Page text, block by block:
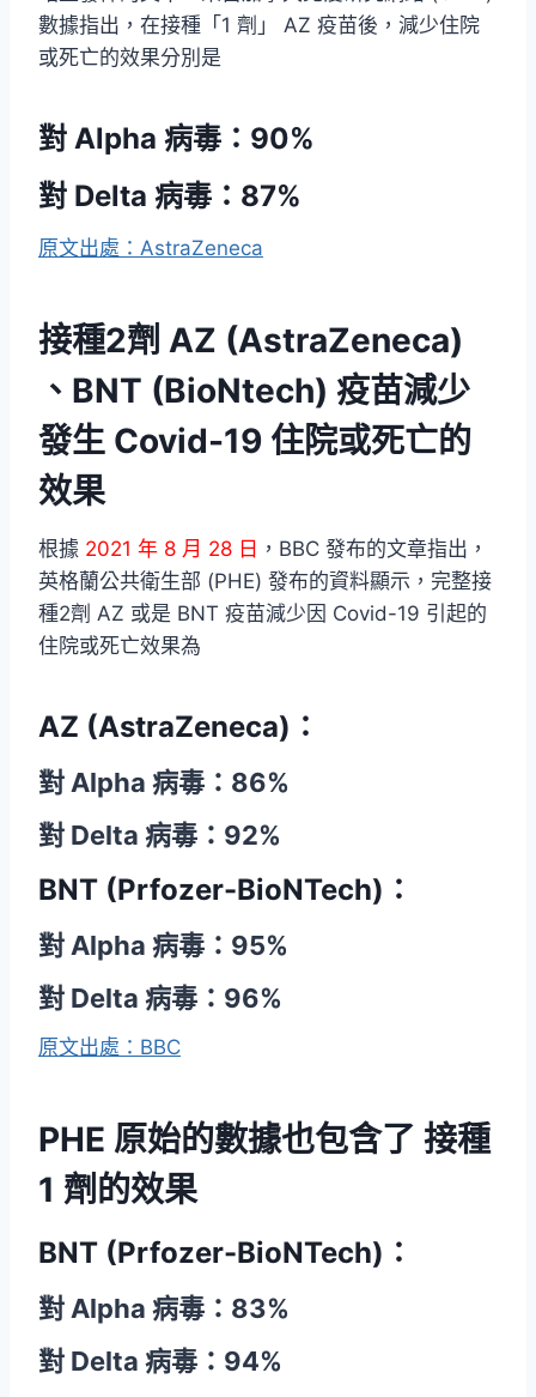
數據指出，在接種「1 劑」 AZ 疫苗後，減少住院
或死亡的效果分別是
對 Alpha 病毒：90%
對 Delta 病毒：87%
原文出處：AstraZeneca
接種2劑 AZ (AstraZeneca)
、BNT (BioNtech) 疫苗減少
發生 Covid-19 住院或死亡的
效果
根據 2021 年 8 月 28 日 ，BBC 發布的文章指出，
英格蘭公共衛生部 (PHE) 發布的資料顯示，完整接
種2劑 AZ 或是 BNT 疫苗減少因 Covid-19 引起的
住院或死亡效果為
AZ (AstraZeneca)：
對 Alpha 病毒：86%
對 Delta 病毒：92%
BNT (Prfozer-BioNTech)：
對 Alpha 病毒：95%
對 Delta 病毒：96%
原文出處：BBC
PHE 原始的數據也包含了 接種
1 劑的效果
BNT (Prfozer-BioNTech)：
對 Alpha 病毒：83%
對 Delta 病毒：94%